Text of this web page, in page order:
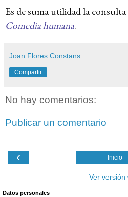
Es de suma utilidad la
Comedia humana.
Joan Flores Constans
Compartir
No hay comentarios:
Publicar un comentario
‹ Inicio
Ver versión
Datos personales